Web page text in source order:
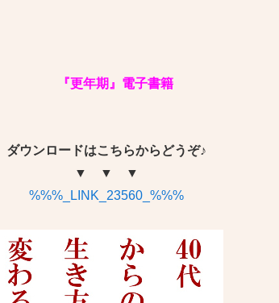
『更年期』 電子書籍
ダウンロードはこちらからどうぞ♪
▼ ▼ ▼
%%%_LINK_23560_%%%